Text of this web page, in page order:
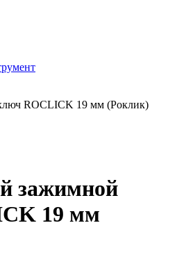
ROCLICK 19 мм (Роклик)
зажимной
19 мм